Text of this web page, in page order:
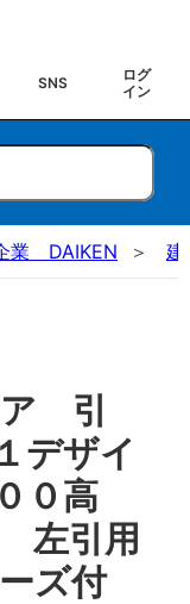
SNS
ログ
イン
業 DAIKEN 建
引
デザイ
０高
左引用
ズ付